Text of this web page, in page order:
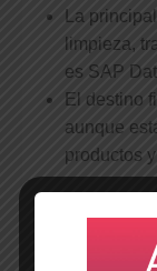
La
limpieza,
es SAP
El destino
aunque
productos